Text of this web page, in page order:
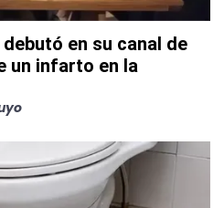
en su canal de
un infarto en la